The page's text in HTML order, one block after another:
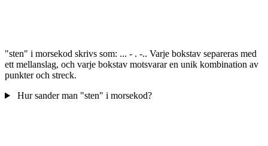
"sten" i morsekod skrivs som: ... - . -.. Varje bokstav separeras med
ett mellanslag, och varje bokstav motsvarar en unik kombination av
punkter och streck.
Hur sander man "sten" i morsekod?